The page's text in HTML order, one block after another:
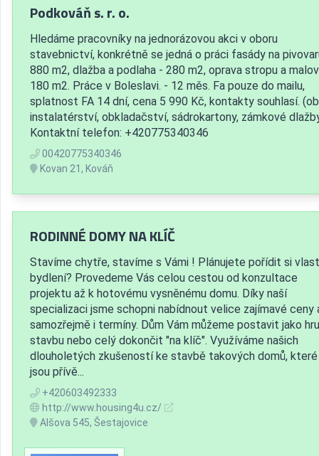
Podkováň s. r. o.
Hledáme pracovníky na jednorázovou akci v oboru
stavebnictví, konkrétně se jedná o práci fasády na
880 m2, dlažba a podlaha - 280 m2, oprava stropu a
180 m2. Práce v Boleslavi. - 12 měs. Fa pouze do mailu,
splatnost FA 14 dní, cena 5 990 Kč, kontakty souhlasí.
instalatérství, obkladačství, sádrokartony, zámkové
Kontaktní telefon: +420775340346
00420775340346
Kovan 21, Kováň
RODINNÉ DOMY NA KLÍČ
Stavíme chytře, stavíme s Vámi ! Plánujete pořídit si
bydlení? Provedeme Vás celou cestou od konzultace
projektu až k hotovému vysněnému domu. Díky naší
specializaci jsme schopni nabídnout velice zajímavé ceny
samozřejmě i termíny. Dům Vám můžeme postavit jako
stavbu nebo celý dokončit "na klíč". Využíváme našich
dlouholetých zkušeností ke stavbě takových domů, které
jsou přívě...
+420603492333
http://www.housing4u.cz/
Alšova 545, Šestajovice